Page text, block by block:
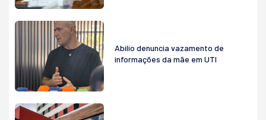
Abilio denuncia vazamento de
informações da mãe em UTI